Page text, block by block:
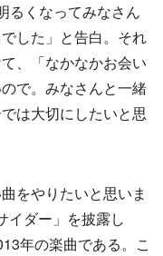
るくなってみなさん
した」と告白。それ
、「なかなかお会い
で。みなさんと一緒
は大切にしたいと思
をやりたいと思いま
イダー」を披露し
年の楽曲である。こ